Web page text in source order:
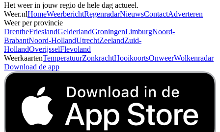
Het weer in jouw regio de hele dag actueel.
Weer.nlHomeWeerberichtRegenradarNieuwsContactAdverteren
Weer per provincie
DrentheFrieslandGelderlandGroningenLimburgNoord-
BrabantNoord-HollandUtrechtZeelandZuid-
HollandOverijsselFlevoland
WeerkaartenTemperatuurZonkrachtHooikoortsOnweerWolkenradar
Download de app